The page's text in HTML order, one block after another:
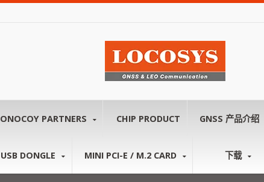
ONOCOY PARTNERS CHIP PRODUCT GNSS 产品介绍
USB DONGLE MINI PCI-E / M.2 CARD 下载